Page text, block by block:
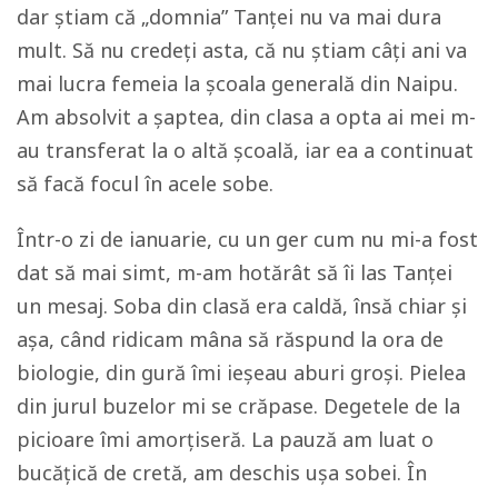
dar știam că „domnia” Tanței nu va mai dura
mult. Să nu credeți asta, că nu știam câți ani va
mai lucra femeia la școala generală din Naipu.
Am absolvit a șaptea, din clasa a opta ai mei m-
au transferat la o altă școală, iar ea a continuat
să facă focul în acele sobe.
Într-o zi de ianuarie, cu un ger cum nu mi-a fost
dat să mai simt, m-am hotărât să îi las Tanței
un mesaj. Soba din clasă era caldă, însă chiar și
așa, când ridicam mâna să răspund la ora de
biologie, din gură îmi ieșeau aburi groși. Pielea
din jurul buzelor mi se crăpase. Degetele de la
picioare îmi amorțiseră. La pauză am luat o
bucățică de cretă, am deschis ușa sobei. În